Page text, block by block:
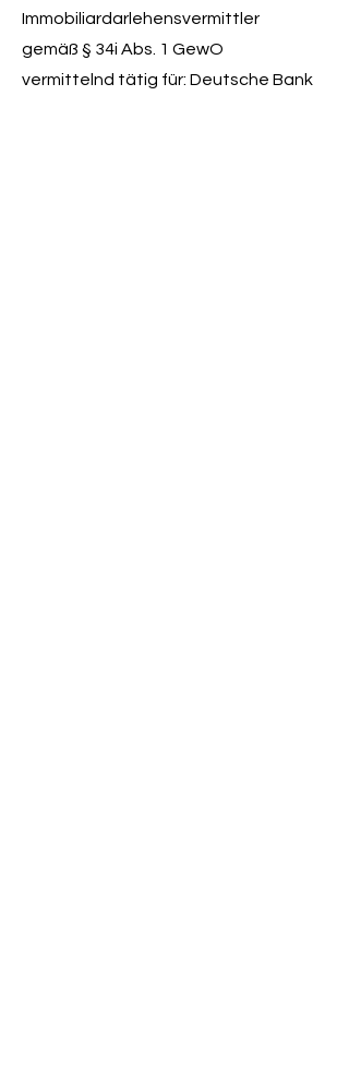
Immobiliardarlehensvermittler
gemäß § 34i Abs. 1 GewO
vermittelnd tätig für: Deutsche Bank